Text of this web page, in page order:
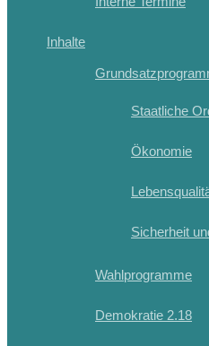
Inhalte
Staatliche
Ökonomie
Sicherheit
Wahlprogramme
Demokratie 2.18